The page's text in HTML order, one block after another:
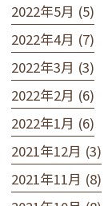
2022年5月 (5)
2022年4月 (7)
2022年3月 (3)
2022年2月 (6)
2022年1月 (6)
2021年12月 (3)
2021年11月 (8)